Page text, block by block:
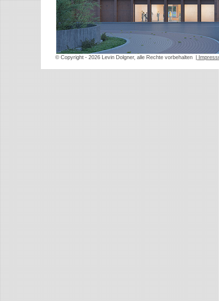
© Copyright - 2026 Levin Dolgner, alle Rechte vorbehalten |